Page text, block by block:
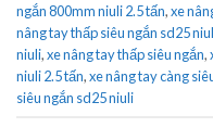
ngắn 800mm niuli 2.5 tấn,xe
nâng tay thấp siêu ngắn sd25
niuli,xe nâng tay thấp siêu ngắn,
niuli 2.5 tấn,xe nâng tay càng
siêu ngắn sd25 niuli